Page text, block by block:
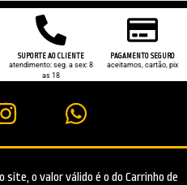
SUPORTE AO CLIENTE
atendimento: seg. a sex: 8
as 18
PAGAMENTO SEGURO
aceitamos, cartão, pix
site, o valor válido é o do Carrinho de